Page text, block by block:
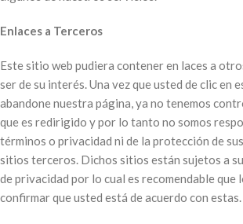
Enlaces a Terceros
Este sitio web pudiera contener en laces a
ser de su interés. Una vez que usted de clic en
abandone nuestra página, ya no tenemos
que es redirigido y por lo tanto no somos
términos o privacidad ni de la protección de
sitios terceros. Dichos sitios están sujetos a
de privacidad por lo cual es recomendable que
confirmar que usted está de acuerdo con estas.